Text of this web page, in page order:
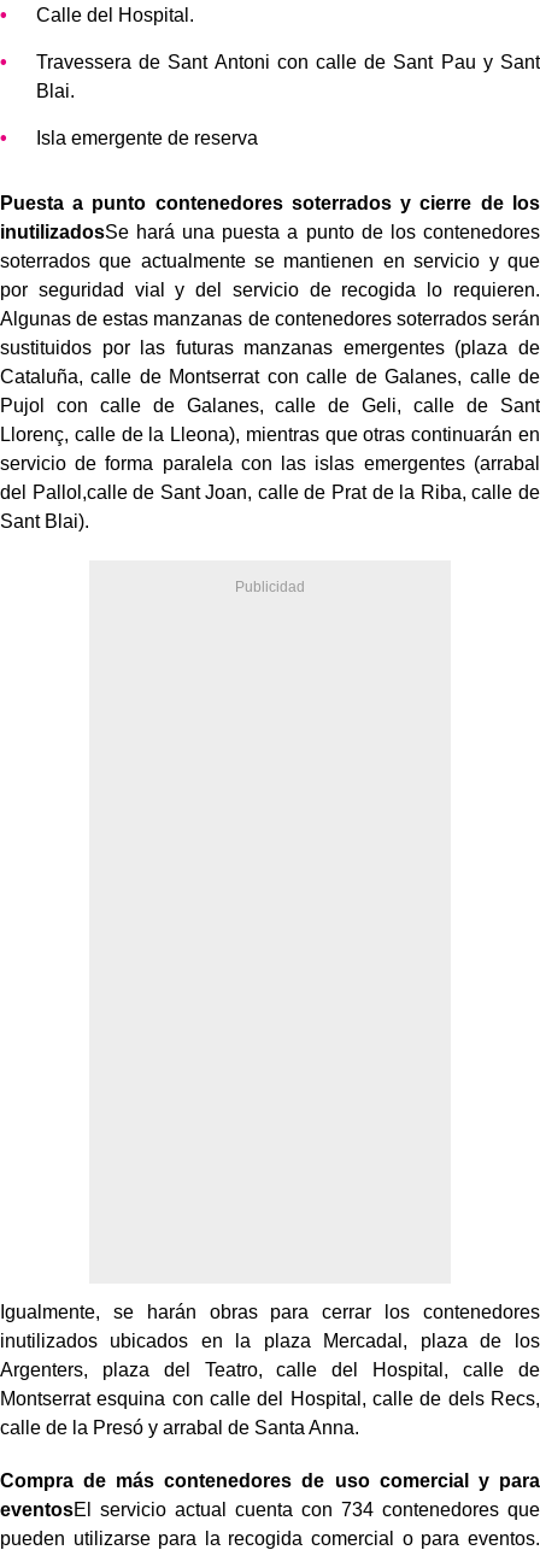
Calle del Hospital.
Travessera de Sant Antoni con calle de Sant Pau y Sant
Blai.
Isla emergente de reserva
Puesta a punto contenedores soterrados y cierre de los
inutilizadosSe hará una puesta a punto de los contenedores
soterrados que actualmente se mantienen en servicio y que
por seguridad vial y del servicio de recogida lo requieren.
Algunas de estas manzanas de contenedores soterrados serán
sustituidos por las futuras manzanas emergentes (plaza de
Cataluña, calle de Montserrat con calle de Galanes, calle de
Pujol con calle de Galanes, calle de Geli, calle de Sant
Llorenç, calle de la Lleona), mientras que otras continuarán en
servicio de forma paralela con las islas emergentes (arrabal
del Pallol,calle de Sant Joan, calle de Prat de la Riba, calle de
Sant Blai).
Igualmente, se harán obras para cerrar los contenedores
inutilizados ubicados en la plaza Mercadal, plaza de los
Argenters, plaza del Teatro, calle del Hospital, calle de
Montserrat esquina con calle del Hospital, calle de dels Recs,
calle de la Presó y arrabal de Santa Anna.
Compra de más contenedores de uso comercial y para
eventosEl servicio actual cuenta con 734 contenedores que
pueden utilizarse para la recogida comercial o para eventos.